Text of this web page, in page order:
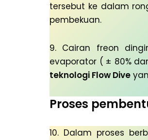
tersebut ke dalam
pembekuan.
9. Cairan freon
evaporator ( ± 80%
teknologi Flow Dive
Proses
10. Dalam proses